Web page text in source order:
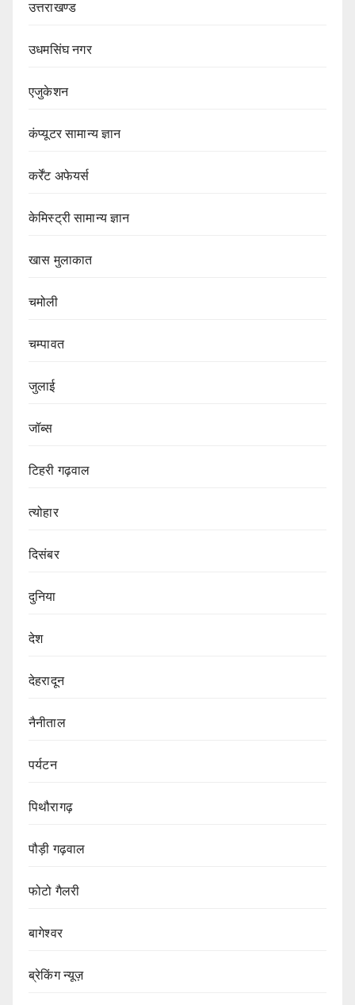
उत्तराखण्ड
उधमसिंघ नगर
एजुकेशन
कंप्यूटर सामान्य ज्ञान
कर्रेंट अफेयर्स
केमिस्ट्री सामान्य ज्ञान
खास मुलाकात
चमोली
चम्पावत
जुलाई
जॉब्स
टिहरी गढ़वाल
त्योहार
दिसंबर
दुनिया
देश
देहरादून
नैनीताल
पर्यटन
पिथौरागढ़
पौड़ी गढ़वाल
फोटो गैलरी
बागेश्वर
ब्रेकिंग न्यूज़